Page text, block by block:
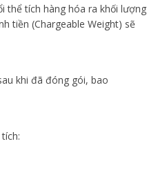
thể tích hàng hóa ra khối lượng
tiền (Chargeable Weight) sẽ
khi đã đóng gói, bao